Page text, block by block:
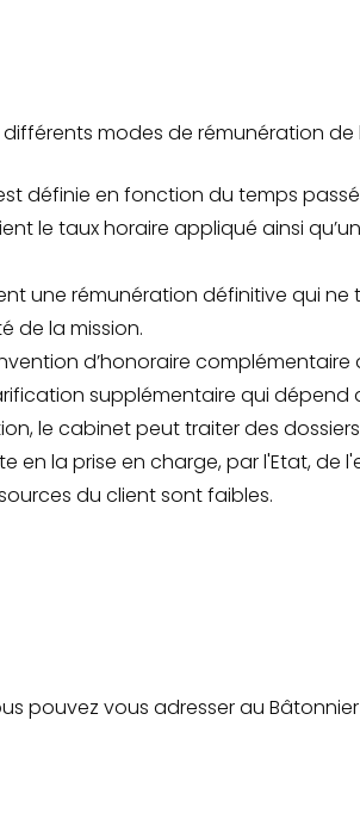
modes de rémunération de
définie en fonction du temps passé
le taux horaire appliqué ainsi
une rémunération définitive qui ne
de la mission.
d’honoraire complémentaire
supplémentaire qui dépend
le cabinet peut traiter des
en la prise en charge, par l'Etat, de
du client sont faibles.
pouvez vous adresser au